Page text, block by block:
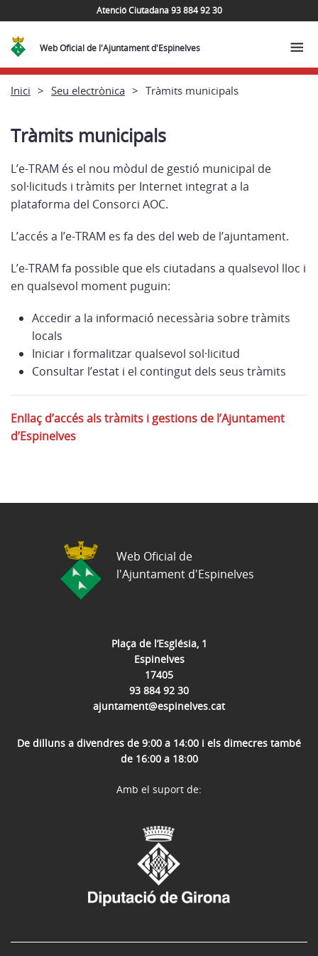
Atenció Ciutadana 93 884 92 30
Web Oficial de l'Ajuntament d'Espinelves
Inici Seu electrònica Tràmits municipals
Tràmits municipals
L’e-TRAM és el nou mòdul de gestió municipal de
sol·licituds i tràmits per Internet integrat a la
plataforma del Consorci AOC.
L’accés a l’e-TRAM es fa des del web de l’ajuntament.
L’e-TRAM fa possible que els ciutadans a qualsevol lloc i
en qualsevol moment puguin:
Accedir a la informació necessària sobre tràmits
locals
Iniciar i formalitzar qualsevol sol·licitud
Consultar l’estat i el contingut dels seus tràmits
Enllaç d’accés als tràmits i gestions de l’Ajuntament
d’Espinelves
Plaça de l’Església, 1
Espinelves
17405
93 884 92 30
ajuntament@espinelves.cat
De dilluns a divendres de 9:00 a 14:00 i els dimecres també
de 16:00 a 18:00
Web Oficial de
l'Ajuntament d'Espinelves
Amb el suport de: